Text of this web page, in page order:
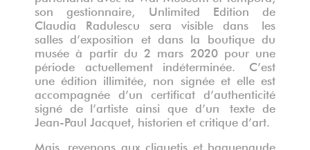
son gestionnaire, Unlimited Edition de
Claudia Radulescu sera visible dans les
salles d’exposition et dans la boutique du
musée à partir du 2 mars 2020 pour une
période actuellement indéterminée. C’est
une édition illimitée, non signée et elle est
accompagnée d’un certificat d’authenticité
signé de l’artiste ainsi que d’un texte de
Jean-Paul Jacquet, historien et critique d’art.
Mais, revenons aux cliquetis et baguenaude